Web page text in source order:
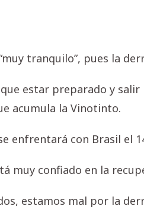
tranquilo”, pues la
que estar preparado y
acumula la Vinotinto.
enfrentará con Brasil el
muy confiado en la
estamos mal por la